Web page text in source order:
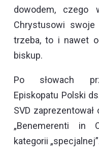
dowodem, czego
Chrystusowi
trzeba, to i nawet
biskup.
Po słowach
Episkopatu Polski
SVD
„Benemerenti in
kategorii